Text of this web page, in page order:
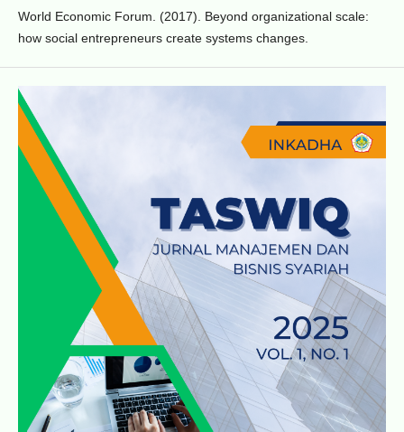
World Economic Forum. (2017). Beyond organizational scale:
how social entrepreneurs create systems changes.